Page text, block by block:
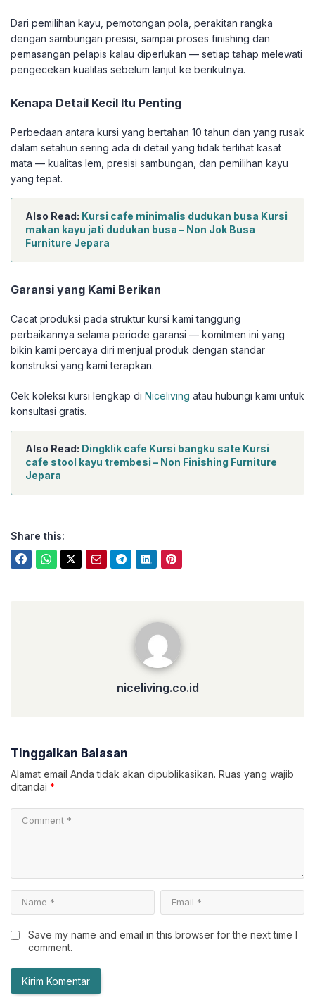
Dari pemilihan kayu, pemotongan pola, perakitan rangka
dengan sambungan presisi, sampai proses finishing dan
pemasangan pelapis kalau diperlukan — setiap tahap melewati
pengecekan kualitas sebelum lanjut ke berikutnya.
Kenapa Detail Kecil Itu Penting
Perbedaan antara kursi yang bertahan 10 tahun dan yang rusak
dalam setahun sering ada di detail yang tidak terlihat kasat
mata — kualitas lem, presisi sambungan, dan pemilihan kayu
yang tepat.
Also Read: Kursi cafe minimalis dudukan busa Kursi
makan kayu jati dudukan busa – Non Jok Busa
Furniture Jepara
Garansi yang Kami Berikan
Cacat produksi pada struktur kursi kami tanggung
perbaikannya selama periode garansi — komitmen ini yang
bikin kami percaya diri menjual produk dengan standar
konstruksi yang kami terapkan.
Cek koleksi kursi lengkap di Niceliving atau hubungi kami untuk
konsultasi gratis.
Also Read: Dingklik cafe Kursi bangku sate Kursi
cafe stool kayu trembesi – Non Finishing Furniture
Jepara
Share this:
niceliving.co.id
Tinggalkan Balasan
Alamat email Anda tidak akan dipublikasikan. Ruas yang wajib
ditandai *
Save my name and email in this browser for the next time I
comment.